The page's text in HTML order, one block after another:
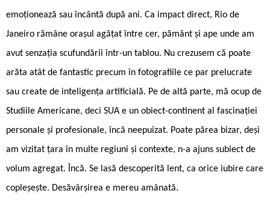
emoționează sau încântă după ani. Ca impact direct, Rio de
Janeiro rămâne orașul agățat între cer, pământ și ape unde am
avut senzația scufundării într-un tablou. Nu crezusem că poate
arăta atât de fantastic precum în fotografiile ce par prelucrate
sau create de inteligența artificială. Pe de altă parte, mă ocup de
Studiile Americane, deci SUA e un obiect-continent al fascinației
personale și profesionale, încă neepuizat. Poate părea bizar, deși
am vizitat țara în multe regiuni și contexte, n-a ajuns subiect de
volum agregat. Încă. Se lasă descoperită lent, ca orice iubire care
copleșește. Desăvârșirea e mereu amânată.